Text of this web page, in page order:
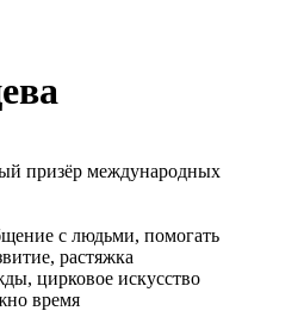
призёр международных
с людьми, помогать
растяжка
цирковое искусство
время